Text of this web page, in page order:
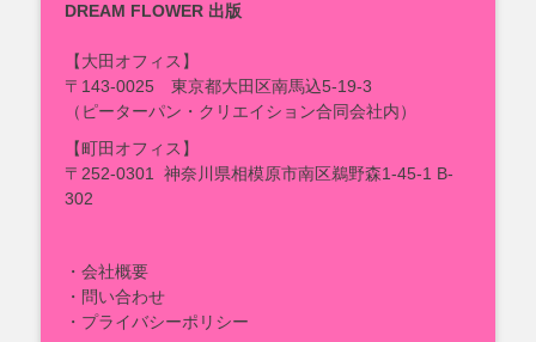
DREAM FLOWER 出版
【大田オフィス】
〒143-0025 東京都大田区南馬込5-19-3
（ ピーターパン・クリエイション合同会社内）
【町田オフィス】
〒252-0301 神奈川県相模原市南区鵜野森1-45-1 B-
302
・会社概要
・問い合わせ
・プライバシーポリシー